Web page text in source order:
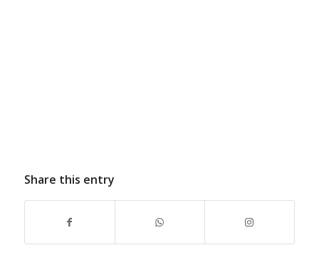
Share this entry